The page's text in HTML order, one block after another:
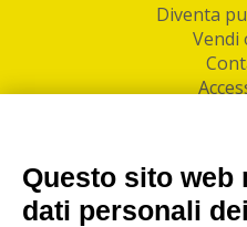
Diventa
Vendi
Questo sito web
dati personali